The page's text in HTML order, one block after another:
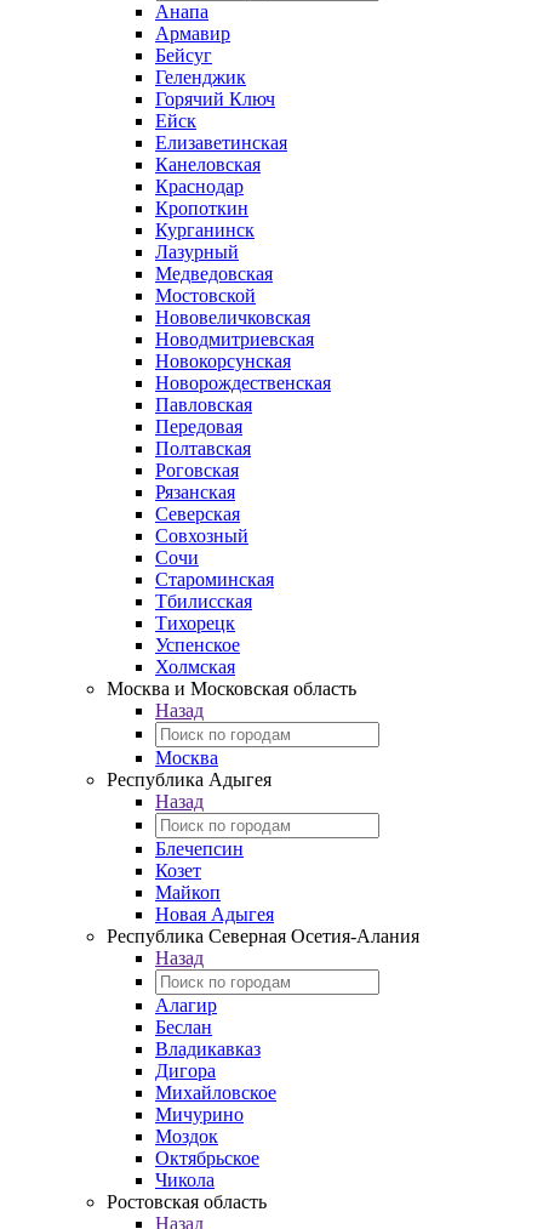
Анапа
Армавир
Бейсуг
Геленджик
Горячий Ключ
Ейск
Елизаветинская
Канеловская
Краснодар
Кропоткин
Курганинск
Лазурный
Медведовская
Мостовской
Нововеличковская
Новодмитриевская
Новокорсунская
Новорождественская
Павловская
Передовая
Полтавская
Роговская
Рязанская
Северская
Совхозный
Сочи
Староминская
Тбилисская
Тихорецк
Успенское
Холмская
Москва и Московская область
Назад
Москва
Республика Адыгея
Назад
Блечепсин
Козет
Майкоп
Новая Адыгея
Республика Северная Осетия-Алания
Назад
Алагир
Беслан
Владикавказ
Дигора
Михайловское
Мичурино
Моздок
Октябрьское
Чикола
Ростовская область
Назад